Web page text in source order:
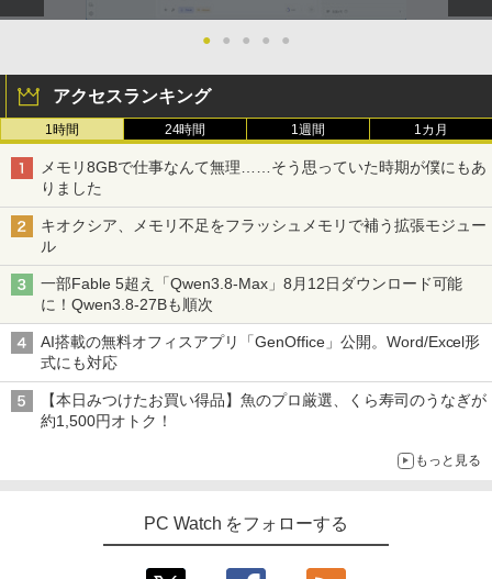
● ● ● ● ●
アクセスランキング
1時間 24時間 1週間 1カ月
メモリ8GBで仕事なんて無理……そう思っていた時期が僕にもあ
りました
キオクシア、メモリ不足をフラッシュメモリで補う拡張モジュー
ル
一部Fable 5超え「Qwen3.8-Max」8月12日ダウンロード可能
に！Qwen3.8-27Bも順次
AI搭載の無料オフィスアプリ「GenOffice」公開。Word/Excel形
式にも対応
【本日みつけたお買い得品】魚のプロ厳選、くら寿司のうなぎが
約1,500円オトク！
もっと見る
PC Watch をフォローする